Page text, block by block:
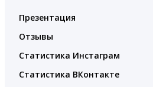
Презентация
Отзывы
Статистика Инстаграм
Статистика ВКонтакте